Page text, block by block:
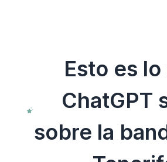
Esto es
ChatGPT
sobre la